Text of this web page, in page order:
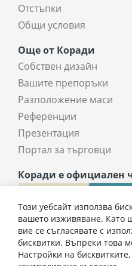
Отстъпки
Общи условия
Още от Коради
Собствен дизайн
Вашите препоръки
Разположение маси
Референции
Презентация
Портал за търговци
Коради е официален
Този уебсайт използва
вашето изживяване. Като
вие се съгласявате с
бисквитки. Въпреки това
Настройки на